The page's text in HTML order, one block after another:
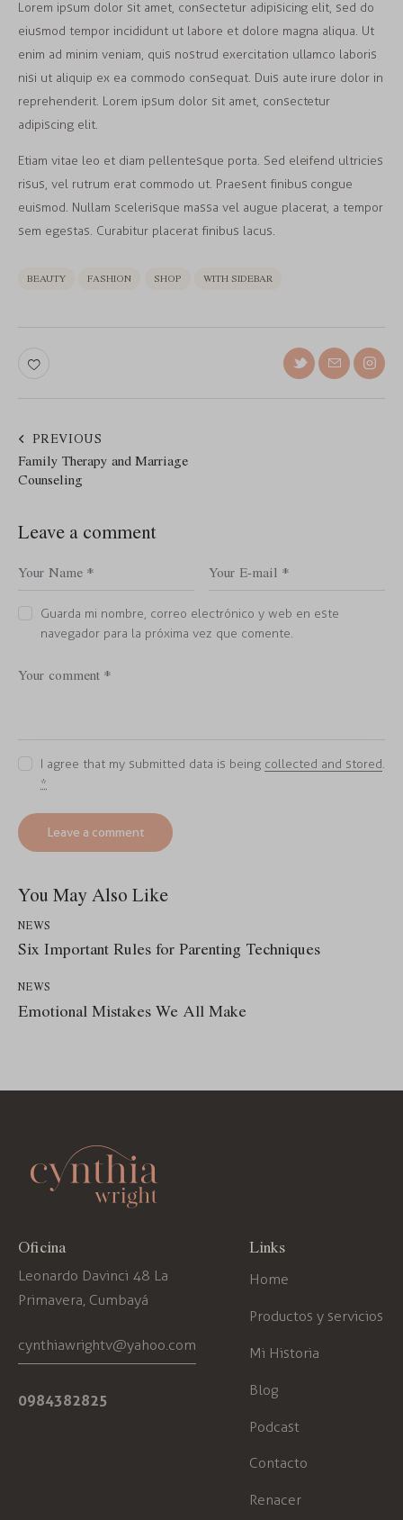
Lorem ipsum dolor sit amet, consectetur adipisicing elit, sed do
eiusmod tempor incididunt ut labore et dolore magna aliqua. Ut
enim ad minim veniam, quis nostrud exercitation ullamco laboris
nisi ut aliquip ex ea commodo consequat. Duis aute irure dolor in
reprehenderit. Lorem ipsum dolor sit amet, consectetur
adipiscing elit.
Etiam vitae leo et diam pellentesque porta. Sed eleifend ultricies
risus, vel rutrum erat commodo ut. Praesent finibus congue
euismod. Nullam scelerisque massa vel augue placerat, a tempor
sem egestas. Curabitur placerat finibus lacus.
BEAUTY FASHION SHOP WITH SIDEBAR
PREVIOUS
Family Therapy and Marriage
Counseling
Leave a comment
Guarda mi nombre, correo electrónico y web en este
navegador para la próxima vez que comente.
I agree that my submitted data is being collected and stored.
*
You May Also Like
NEWS
Six Important Rules for Parenting Techniques
NEWS
Emotional Mistakes We All Make
Oficina
Leonardo Davinci 48 La
Primavera, Cumbayá
cynthiawrightv@yahoo.com
0984382825
Links
Home
Productos y servicios
Mi Historia
Blog
Podcast
Contacto
Renacer